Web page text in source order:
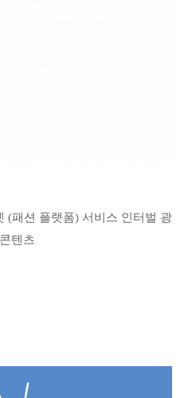
(패션 플랫폼) 서비스 인터벌 광
텐츠